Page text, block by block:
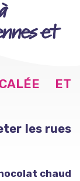
et
ET
les rues
chaud